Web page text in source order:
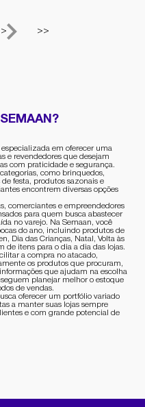
> >>
em oferecer uma
e revendedores que desejam
com praticidade e segurança.
como brinquedos,
festa, produtos sazonais e
encontrem diversas opções
comerciantes e empreendedores
para quem busca abastecer
no varejo. Na Semaan, você
do ano, incluindo produtos de
Dia das Crianças, Natal, Volta às
de itens para o dia a dia das lojas.
a compra no atacado,
os produtos que procuram,
que ajudam na escolha
planejar melhor o estoque
de vendas.
oferecer um portfólio variado
a manter suas lojas sempre
e com grande potencial de